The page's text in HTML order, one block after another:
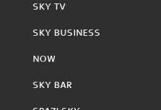
SKY TV
SKY BUSINESS
NOW
SKY BAR